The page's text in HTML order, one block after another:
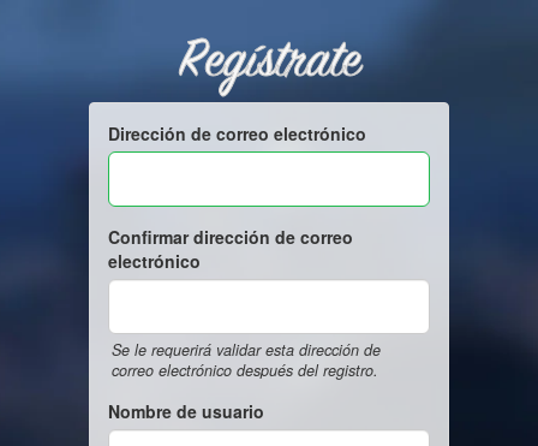
Regístrate
Dirección de correo electrónico
Confirmar dirección de correo
electrónico
Se le requerirá validar esta dirección de
correo electrónico después del registro.
Nombre de usuario